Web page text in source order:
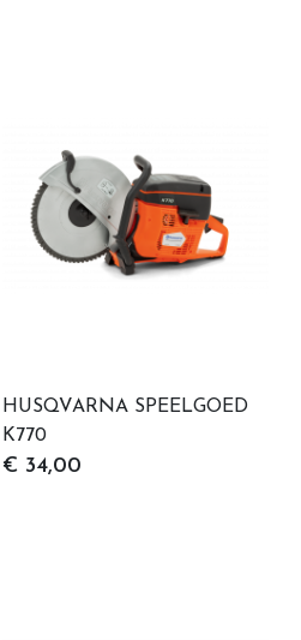
HUSQVARNA SPEELGOED
K770
€ 34,00